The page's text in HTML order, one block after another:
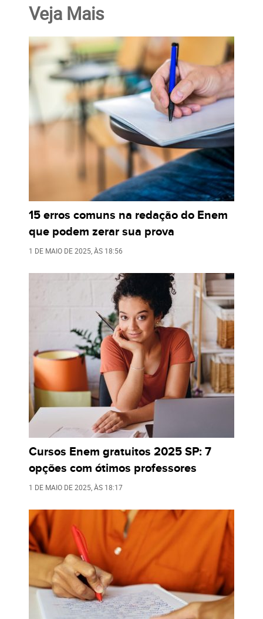
Veja Mais
15 erros comuns na redação do Enem
que podem zerar sua prova
1 DE MAIO DE 2025 , ÀS 18:56
Cursos Enem gratuitos 2025 SP: 7
opções com ótimos professores
1 DE MAIO DE 2025 , ÀS 18:17